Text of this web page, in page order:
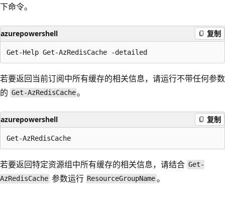
下命令。
azurepowershell 复制
若要返回当前订阅中所有缓存的相关信息，请运行不带任何参数
的 Get-AzRedisCache。
azurepowershell 复制
若要返回特定资源组中所有缓存的相关信息，请结合 Get-
AzRedisCache 参数运行 ResourceGroupName。